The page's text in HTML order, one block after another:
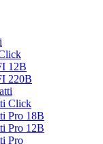
12В
220В
Click
Pro 18В
Pro 12В
Pro